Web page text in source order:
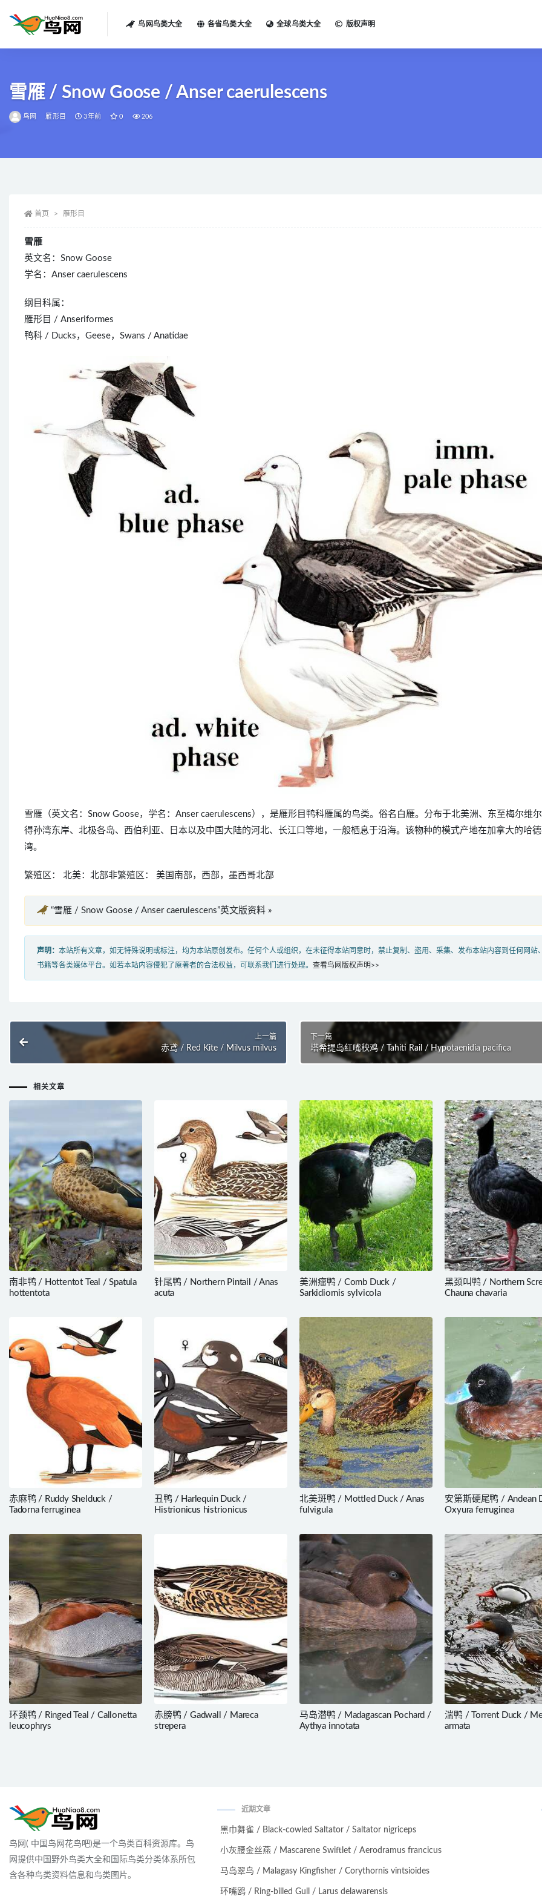
鸟网鸟类大全 各省鸟类大全 全球鸟类大全 版权声明
雪雁 / Snow Goose / Anser caerulescens
鸟网 雁形目 3年前 0 206
首页 雁形目
雪雁
英文名：Snow Goose
学名：Anser caerulescens
纲目科属：
雁形目 / Anseriformes
鸭科 / Ducks，Geese，Swans / Anatidae
雪雁（英文名：Snow Goose，学名：Anser caerulescens），是雁形目鸭科雁属的鸟类。俗名白雁。分布于北美洲、东至梅尔维
得孙湾东岸、北极各岛、西伯利亚、日本以及中国大陆的河北、长江口等地，一般栖息于沿海。该物种的模式产地在加拿大的哈
湾。
繁殖区： 北美：北部非繁殖区： 美国南部，西部，墨西哥北部
“雪雁 / Snow Goose / Anser caerulescens”英文版资料 »
声明： 本站所有文章，如无特殊说明或标注，均为本站原创发布。任何个人或组织，在未征得本站同意时，禁止复制、盗用、采集、发布本站内容到任何网站、
书籍等各类媒体平台。如若本站内容侵犯了原著者的合法权益，可联系我们进行处理。 查看鸟网版权声明>>
上一篇
赤鸢 / Red Kite / Milvus milvus
下一篇
塔希提岛红嘴秧鸡 / Tahiti Rail / Hypotaenidia pacifica
相关文章
南非鸭 / Hottentot Teal / Spatula
hottentota
针尾鸭 / Northern Pintail / Anas
acuta
美洲瘤鸭 / Comb Duck /
Sarkidiornis sylvicola
黑颈叫鸭 / Northern
Chauna chavaria
赤麻鸭 / Ruddy Shelduck /
Tadorna ferruginea
丑鸭 / Harlequin Duck /
Histrionicus histrionicus
北美斑鸭 / Mottled Duck / Anas
fulvigula
安第斯硬尾鸭 / Andean
Oxyura ferruginea
环颈鸭 / Ringed Teal / Callonetta
leucophrys
赤膀鸭 / Gadwall / Mareca
strepera
马岛潜鸭 / Madagascan Pochard /
Aythya innotata
湍鸭 / Torrent Duck /
armata
鸟网( 中国鸟网花鸟吧)是一个鸟类百科资源库。鸟
网提供中国野外鸟类大全和国际鸟类分类体系所包
含各种鸟类资料信息和鸟类图片。
近期文章
黑巾舞雀 / Black-cowled Saltator / Saltator nigriceps
小灰腰金丝燕 / Mascarene Swiftlet / Aerodramus francicus
马岛翠鸟 / Malagasy Kingfisher / Corythornis vintsioides
环嘴鸥 / Ring-billed Gull / Larus delawarensis